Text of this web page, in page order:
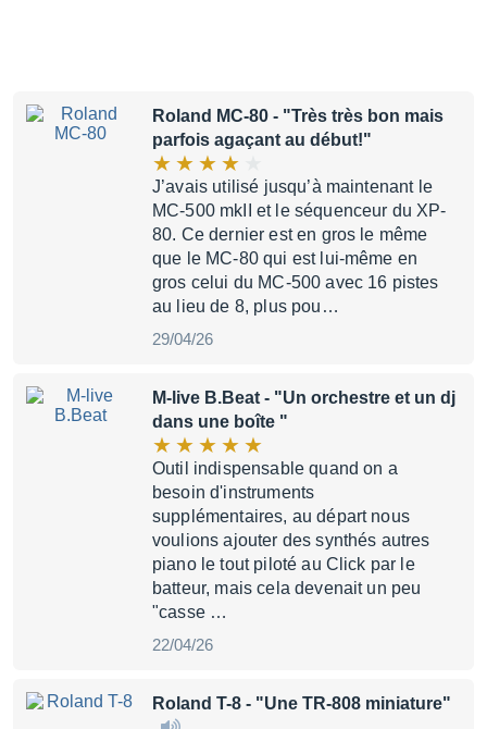
Roland MC-80 - "Très très bon mais
parfois agaçant au début!"
J’avais utilisé jusqu’à maintenant le
MC-500 mkII et le séquenceur du XP-
80. Ce dernier est en gros le même
que le MC-80 qui est lui-même en
gros celui du MC-500 avec 16 pistes
au lieu de 8, plus pou…
29/04/26
M-live B.Beat - "Un orchestre et un dj
dans une boîte "
Outil indispensable quand on a
besoin d'instruments
supplémentaires, au départ nous
voulions ajouter des synthés autres
piano le tout piloté au Click par le
batteur, mais cela devenait un peu
"casse …
22/04/26
Roland T-8 - "Une TR-808 miniature"